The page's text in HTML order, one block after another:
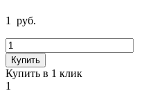
1
руб.
Количество
товара
bioGEL
RED
Купить
Купить в 1 клик
1